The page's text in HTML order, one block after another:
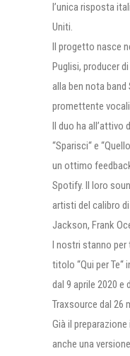
l’unica risposta
Uniti.
Il progetto nasce
Puglisi, producer
alla ben nota band
promettente
Il duo ha all’attivo
“Sparisci“ e
un ottimo
Spotify. Il loro
artisti del calibro
Jackson, Frank
I nostri stanno per
titolo “Qui per
dal 9 aprile 2020 e
Traxsource dal 26
Già il
anche una